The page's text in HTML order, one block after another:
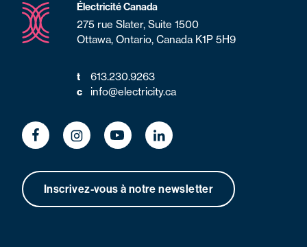
Électricité Canada
275 rue Slater, Suite 1500
Ottawa, Ontario, Canada K1P 5H9
t 613.230.9263
c info@electricity.ca
Inscrivez-vous à notre newsletter